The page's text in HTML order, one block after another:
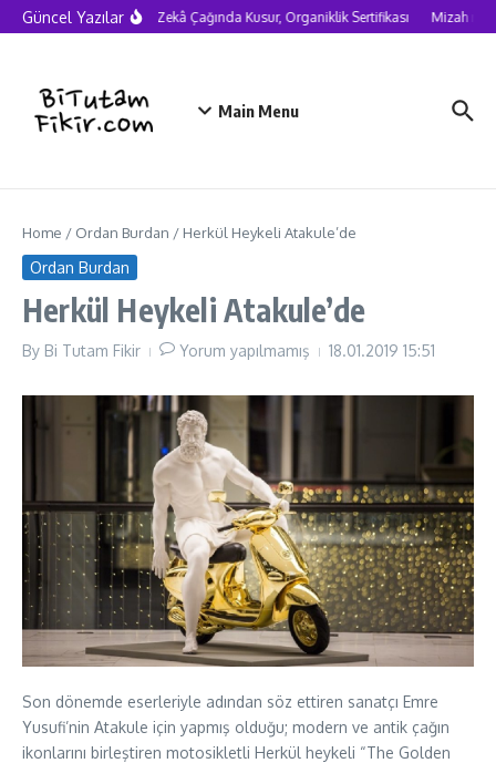
Skip to content
Güncel YazılarYapay Zekâ Çağında Kusur, Organiklik Sertifikası Mizah
Main Menu
Home / Ordan Burdan / Herkül Heykeli Atakule’de
Ordan Burdan
Herkül Heykeli Atakule’de
By Bi Tutam Fikir Yorum yapılmamış 18.01.2019 15:51
Son dönemde eserleriyle adından söz ettiren sanatçı Emre
Yusufi’nin Atakule için yapmış olduğu; modern ve antik çağın
ikonlarını birleştiren motosikletli Herkül heykeli “The Golden